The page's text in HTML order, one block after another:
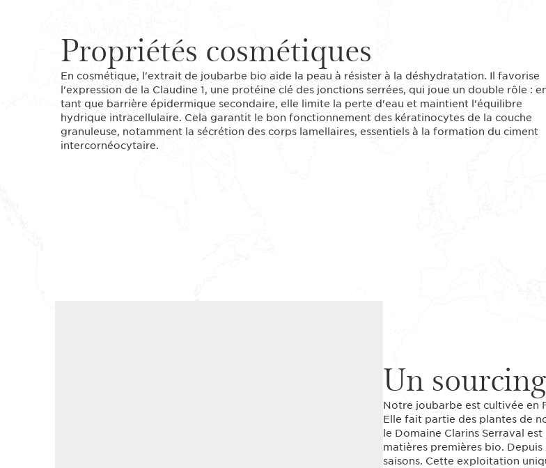
Propriétés cosmétiques
En cosmétique, l'extrait de joubarbe bio aide la peau à résister à la déshydratation. Il favorise
l'expression de la Claudine 1, une protéine clé des jonctions serrées, qui joue un double rôle :
tant que barrière épidermique secondaire, elle limite la perte d'eau et maintient l'équilibre
hydrique intracellulaire. Cela garantit le bon fonctionnement des kératinocytes de la couche
granuleuse, notamment la sécrétion des corps lamellaires, essentiels à la formation du ciment
intercornéocytaire.
Un
Notre joubarbe est cultivée en
Elle fait partie des plantes de
le Domaine Clarins Serraval
matières premières bio.
saisons. Cette exploitation